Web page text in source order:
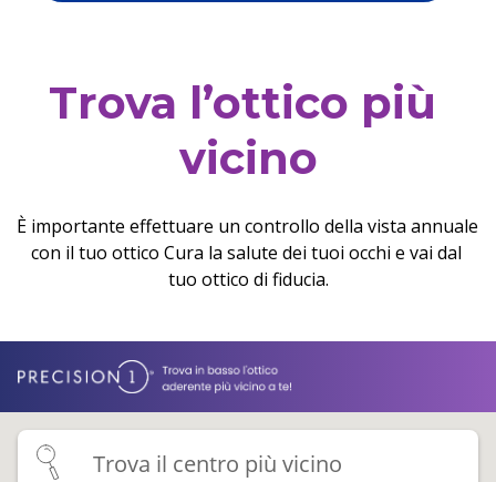
Trova l’ottico più
vicino
È importante effettuare un controllo della vista annuale
con il tuo ottico Cura la salute dei tuoi occhi e vai dal
tuo ottico di fiducia.